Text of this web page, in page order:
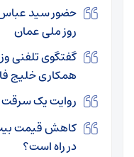
حضور سید عباس
روز ملی عمان
گفتگوی تلفنی
همکاری خلیج
روایت یک سرقت
کاهش قیمت
در راه است؟